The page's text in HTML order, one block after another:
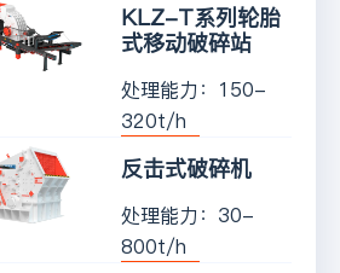
KLZ-T系列轮胎
式移动破碎站
处理能力：150-
320t/h
反击式破碎机
处理能力：30-
800t/h